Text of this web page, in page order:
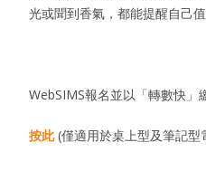
光或聞到香氣，都能提醒自己值
WebSIMS報名並以「轉數快」
按此(僅適用於桌上型及筆記型